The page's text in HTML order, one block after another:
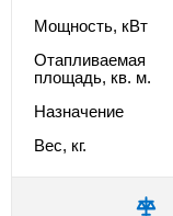
Мощность, кВт
Отапливаемая
площадь, кв. м.
Назначение
Вес, кг.